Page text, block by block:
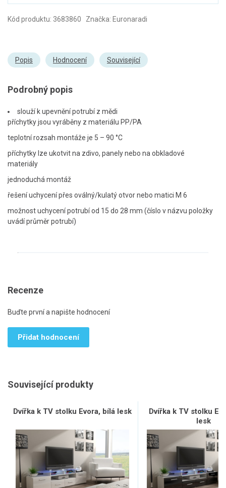
Kód produktu: 3683860 Značka: Euronaradi
Popis Hodnocení Související
Podrobný popis
slouží k upevnění potrubí z mědi
příchytky jsou vyráběny z materiálu PP/PA
teplotní rozsah montáže je 5 – 90 °C
příchytky lze ukotvit na zdivo, panely nebo na obkladové
materiály
jednoduchá montáž
řešení uchycení přes oválný/kulatý otvor nebo matici M 6
možnost uchycení potrubí od 15 do 28 mm (číslo v názvu položky
uvádí průměr potrubí)
Recenze
Buďte první a napište hodnocení
Přidat hodnocení
Související produkty
Dvířka k TV stolku Evora, bílá lesk
Dvířka k TV stolku
lesk